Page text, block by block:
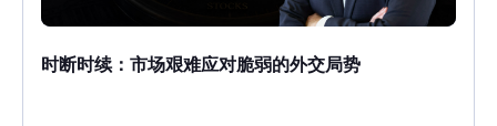
时断时续：市场艰难应对脆弱的外交局势